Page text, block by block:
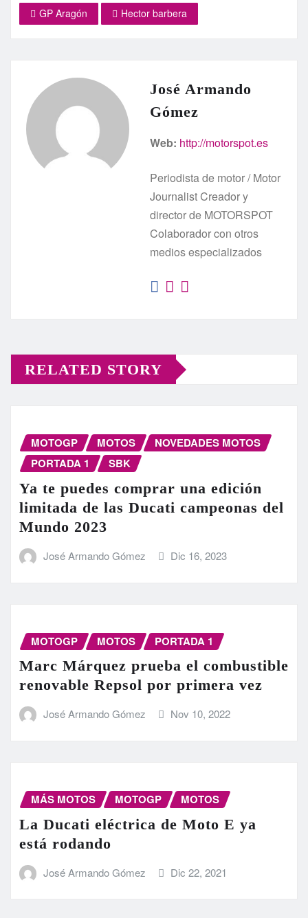
GP Aragón Hector barbera
José Armando
Gómez
Web: http://motorspot.es
Periodista de motor / Motor
Journalist Creador y
director de MOTORSPOT
Colaborador con otros
medios especializados
RELATED STORY
MOTOGP MOTOS
NOVEDADES MOTOS
PORTADA 1
SBK
Ya te puedes comprar una edición
limitada de las Ducati campeonas del
Mundo 2023
José Armando Gómez Dic 16, 2023
MOTOGP MOTOS PORTADA 1
Marc Márquez prueba el combustible
renovable Repsol por primera vez
José Armando Gómez Nov 10, 2022
MÁS MOTOS MOTOGP MOTOS
La Ducati eléctrica de Moto E ya
está rodando
José Armando Gómez Dic 22, 2021